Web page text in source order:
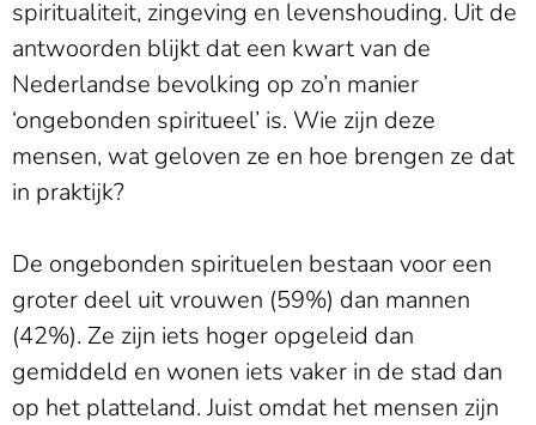
spiritualiteit, zingeving en levenshouding. Uit de
antwoorden blijkt dat een kwart van de
Nederlandse bevolking op zo’n manier
‘ongebonden spiritueel’ is. Wie zijn deze
mensen, wat geloven ze en hoe brengen ze dat
in praktijk?
De ongebonden spirituelen bestaan voor een
groter deel uit vrouwen (59%) dan mannen
(42%). Ze zijn iets hoger opgeleid dan
gemiddeld en wonen iets vaker in de stad dan
op het platteland. Juist omdat het mensen zijn